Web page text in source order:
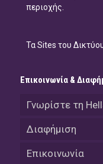
περιοχής.
Τα Sites του
Επικοινωνία &
Γνωρίστε τη
Διαφήμιση
Επικοινωνία